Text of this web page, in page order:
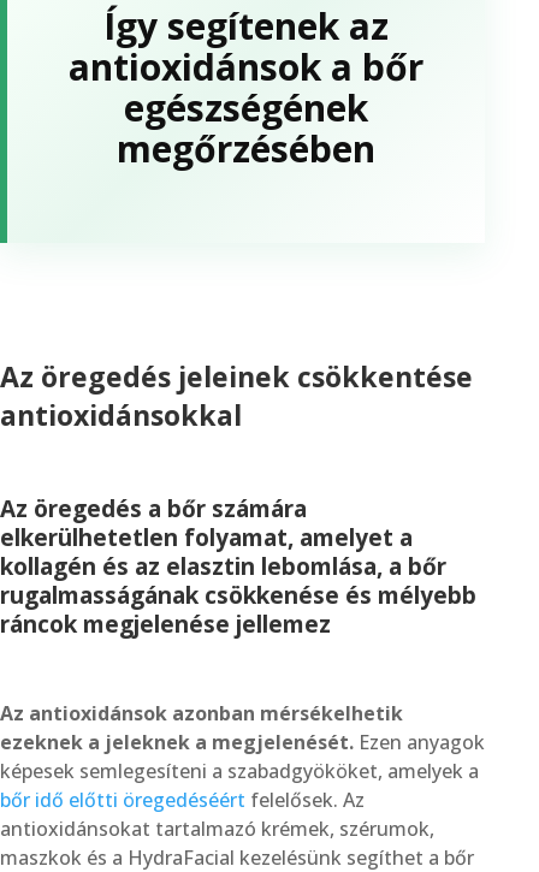
Így segítenek az
antioxidánsok a bőr
egészségének
megőrzésében
Az öregedés jeleinek csökkentése
antioxidánsokkal
Az öregedés a bőr számára
elkerülhetetlen folyamat, amelyet a
kollagén és az elasztin lebomlása, a bőr
rugalmasságának csökkenése és mélyebb
ráncok megjelenése jellemez
Az antioxidánsok azonban mérsékelhetik
ezeknek a jeleknek a megjelenését. Ezen anyagok
képesek semlegesíteni a szabadgyököket, amelyek a
bőr idő előtti öregedéséért felelősek. Az
antioxidánsokat tartalmazó krémek, szérumok,
maszkok és a HydraFacial kezelésünk segíthet a bőr